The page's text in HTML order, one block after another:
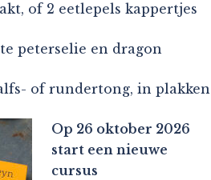
of 2 eetlepels kappertjes
peterselie en dragon
of rundertong, in plakken
Op 26 oktober 2026
start een nieuwe
cursus